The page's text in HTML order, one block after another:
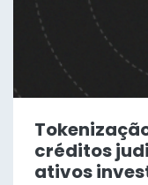
créditos
ativos